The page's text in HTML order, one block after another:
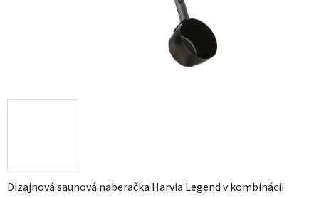
Dizajnová saunová naberačka Harvia Legend v kombinácii